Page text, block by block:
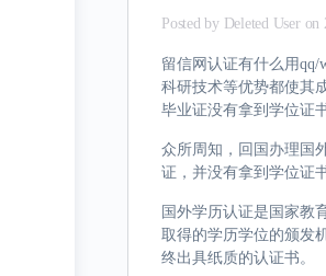
Posted by Deleted User on
留信网认证有什么用qq/
科研技术等优势都使其
毕业证没有拿到学位证
众所周知，回国办理国
证，并没有拿到学位证
国外学历认证是国家教
取得的学历学位的颁发
终出具纸质的认证书。